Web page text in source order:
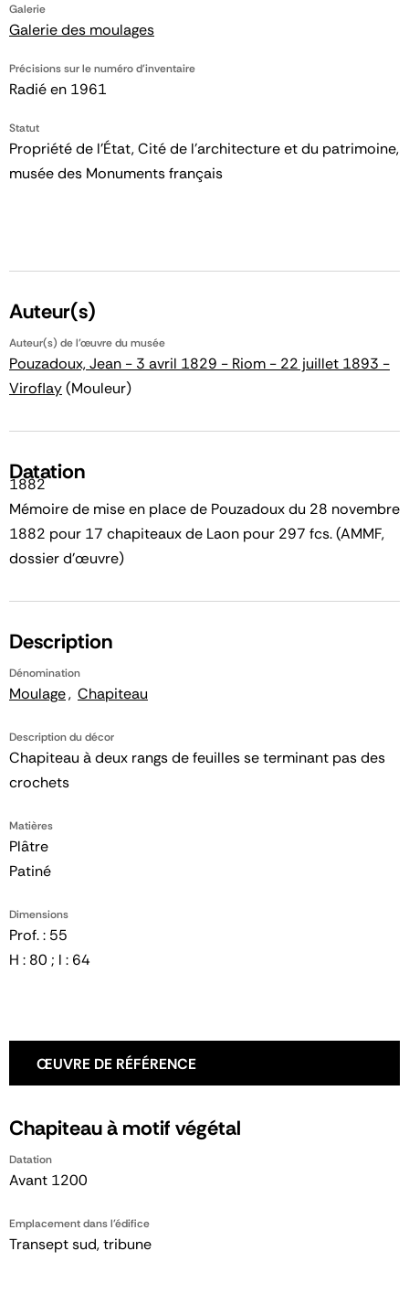
Galerie
Galerie des moulages
Précisions sur le numéro d'inventaire
Radié en 1961
Statut
Propriété de l’État, Cité de l’architecture et du patrimoine,
musée des Monuments français
Auteur(s)
Auteur(s) de l'œuvre du musée
Pouzadoux, Jean - 3 avril 1829 - Riom - 22 juillet 1893 -
Viroflay(Mouleur)
Datation
1882
Mémoire de mise en place de Pouzadoux du 28 novembre
1882 pour 17 chapiteaux de Laon pour 297 fcs. (AMMF,
dossier d’œuvre)
Description
Dénomination
Moulage Chapiteau
Description du décor
Chapiteau à deux rangs de feuilles se terminant pas des
crochets
Matières
Plâtre
Patiné
Dimensions
Prof. : 55
H : 80 ; l : 64
ŒUVRE DE RÉFÉRENCE
Chapiteau à motif végétal
Datation
Avant 1200
Emplacement dans l'édifice
Transept sud, tribune